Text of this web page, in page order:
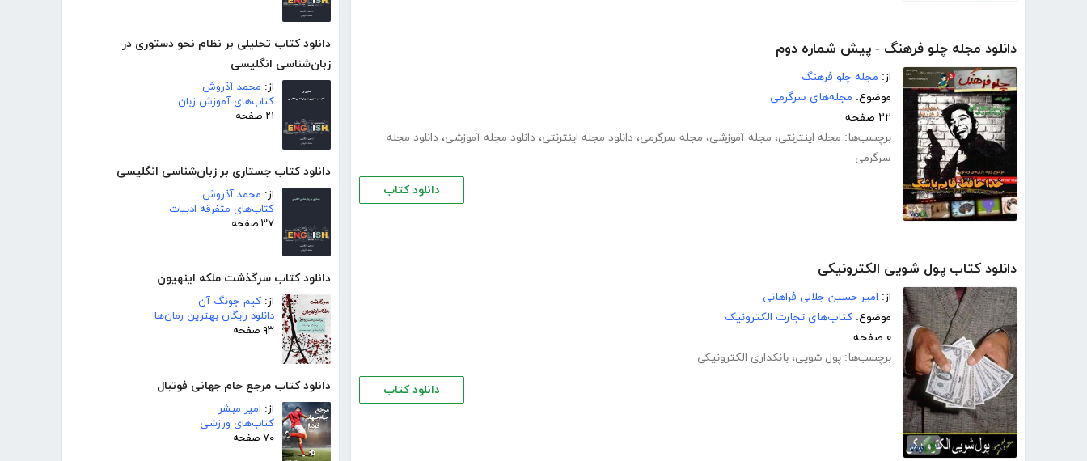
دانلود کتاب تحلیلی بر نظام نحو دستوری در
زبان‌شناسی انگلیسی
از: محمد آذروش
کتاب‌های آموزش زبان
۲۱ صفحه
دانلود کتاب جستاری بر زبان‌شناسی انگلیسی
از: محمد آذروش
کتاب‌های متفرقه ادبیات
۳۷ صفحه
دانلود کتاب سرگذشت ملکه اینهیون
از: کیم جونگ آن
دانلود رایگان بهترین رمان‌ها
۹۳ صفحه
دانلود کتاب مرجع جام جهانی فوتبال
از: امیر مبشر
کتاب‌های ورزشی
۷۰ صفحه
دانلود مجله چلو فرهنگ - پیش شماره دوم
از: مجله چلو فرهنگ
موضوع: مجله‌های سرگرمی
۲۲ صفحه
برچسب‌ها: مجله اینترنتی، مجله آموزشی، مجله سرگرمی، دانلود مجله اینترنتی، دانلود مجله آموزشی، دانلود مجله
سرگرمی
دانلود کتاب
دانلود کتاب پول شویی الکترونیکی
از: امیر حسین جلالی فراهانی
موضوع: کتاب‌های تجارت الکترونیک
۰ صفحه
برچسب‌ها: پول شویی، بانکداری الکترونیکی
دانلود کتاب